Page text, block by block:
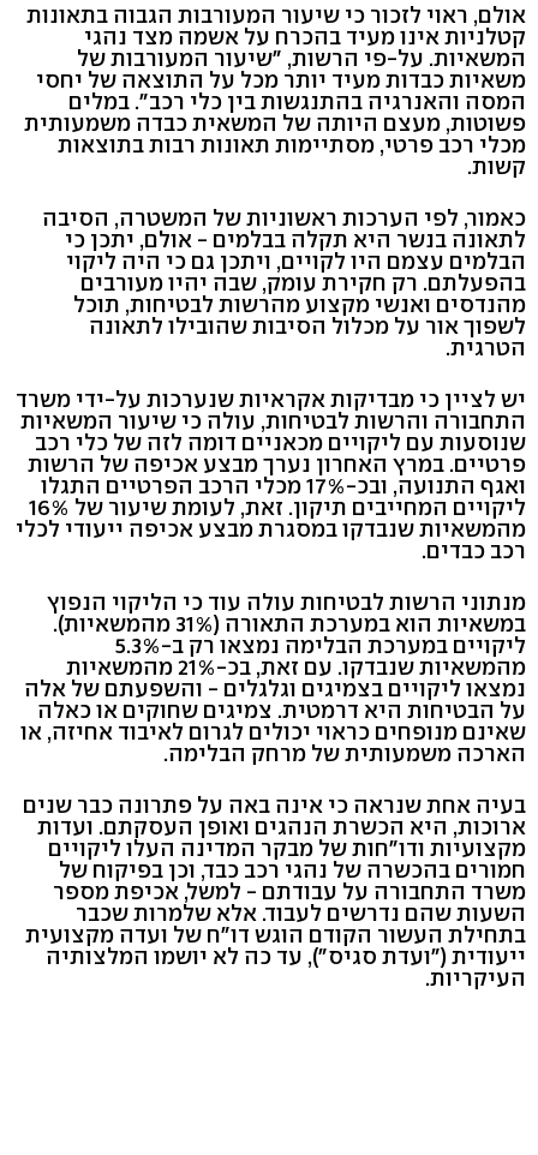
אולם, ראוי לזכור כי שיעור המעורבות הגבוה בתאונות
קטלניות אינו מעיד בהכרח על אשמה מצד נהגי
המשאיות. על-פי הרשות, "שיעור המעורבות של
משאיות כבדות מעיד יותר מכל על התוצאה של יחסי
המסה והאנרגיה בהתנגשות בין כלי רכב". במלים
פשוטות, מעצם היותה של המשאית כבדה משמעותית
מכלי רכב פרטי, מסתיימות תאונות רבות בתוצאות
קשות.
כאמור, לפי הערכות ראשוניות של המשטרה, הסיבה
לתאונה בנשר היא תקלה בבלמים - אולם, יתכן כי
הבלמים עצמם היו לקויים, ויתכן גם כי היה ליקוי
בהפעלתם. רק חקירת עומק, שבה יהיו מעורבים
מהנדסים ואנשי מקצוע מהרשות לבטיחות, תוכל
לשפוך אור על מכלול הסיבות שהובילו לתאונה
הטרגית.
יש לציין כי מבדיקות אקראיות שנערכות על-ידי משרד
התחבורה והרשות לבטיחות, עולה כי שיעור המשאיות
שנוסעות עם ליקויים מכאניים דומה לזה של כלי רכב
פרטיים. במרץ האחרון נערך מבצע אכיפה של הרשות
ואגף התנועה, ובכ-17% מכלי הרכב הפרטיים התגלו
ליקויים המחייבים תיקון. זאת, לעומת שיעור של 16%
מהמשאיות שנבדקו במסגרת מבצע אכיפה ייעודי לכלי
רכב כבדים.
מנתוני הרשות לבטיחות עולה עוד כי הליקוי הנפוץ
במשאיות הוא במערכת התאורה (31% מהמשאיות).
ליקויים במערכת הבלימה נמצאו רק ב-5.3%
מהמשאיות שנבדקו. עם זאת, בכ-21% מהמשאיות
נמצאו ליקויים בצמיגים וגלגלים - והשפעתם של אלה
על הבטיחות היא דרמטית. צמיגים שחוקים או כאלה
שאינם מנופחים כראוי יכולים לגרום לאיבוד אחיזה, או
הארכה משמעותית של מרחק הבלימה.
בעיה אחת שנראה כי אינה באה על פתרונה כבר שנים
ארוכות, היא הכשרת הנהגים ואופן העסקתם. ועדות
מקצועיות ודו"חות של מבקר המדינה העלו ליקויים
חמורים בהכשרה של נהגי רכב כבד, וכן בפיקוח של
משרד התחבורה על עבודתם - למשל, אכיפת מספר
השעות שהם נדרשים לעבוד. אלא שלמרות שכבר
בתחילת העשור הקודם הוגש דו"ח של ועדה מקצועית
ייעודית ("ועדת סגיס"), עד כה לא יושמו המלצותיה
העיקריות.